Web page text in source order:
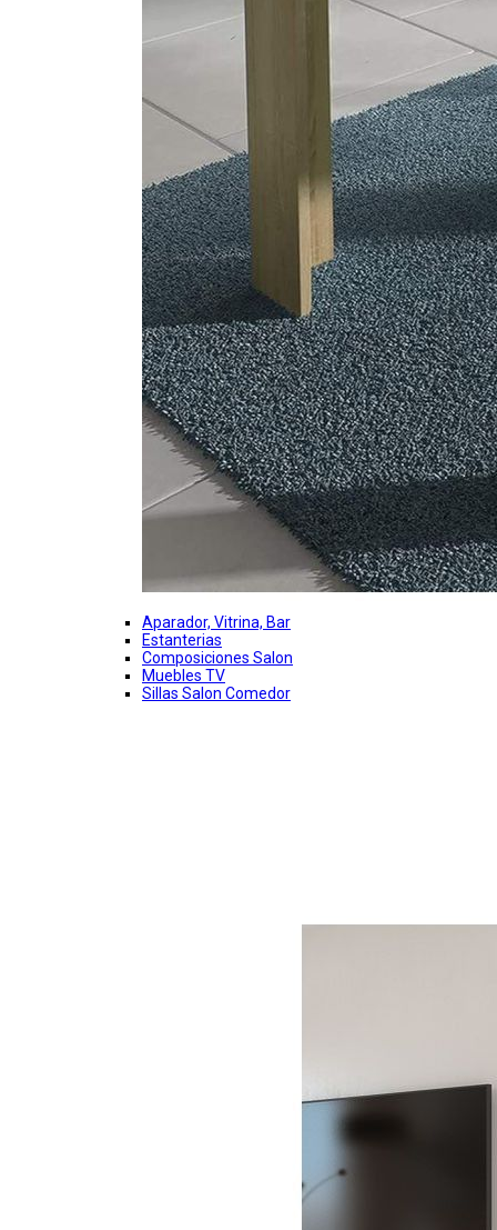
Aparador, Vitrina, Bar
Estanterias
Composiciones Salon
Muebles TV
Sillas Salon Comedor